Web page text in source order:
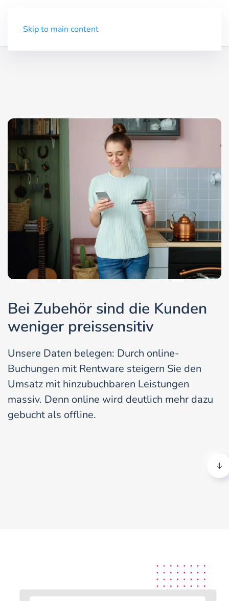
Skip to main content
Bei Zubehör sind die Kunden
weniger preissensitiv
Unsere Daten belegen: Durch online-
Buchungen mit Rentware steigern Sie den
Umsatz mit hinzubuchbaren Leistungen
massiv. Denn online wird deutlich mehr dazu
gebucht als offline.